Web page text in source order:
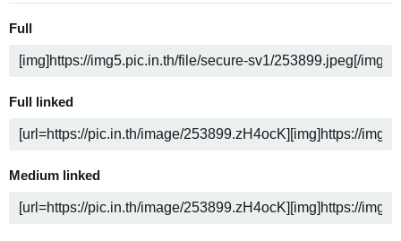
Full
Full linked
Medium linked